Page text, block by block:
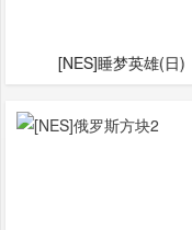
[NES]睡梦英雄(日)